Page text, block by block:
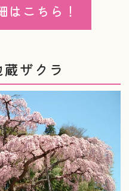
はこちら！
蔵ザクラ